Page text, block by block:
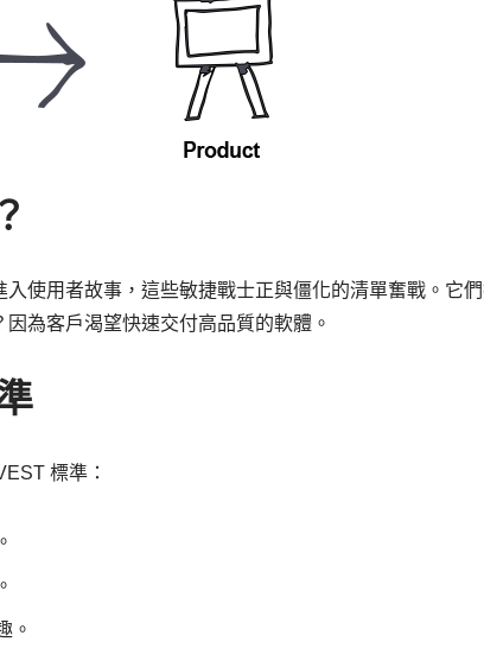
使用者故事，這些敏捷戰士正與僵化的清單奮戰。它
為客戶渴望快速交付高品質的軟體。
標準：
。